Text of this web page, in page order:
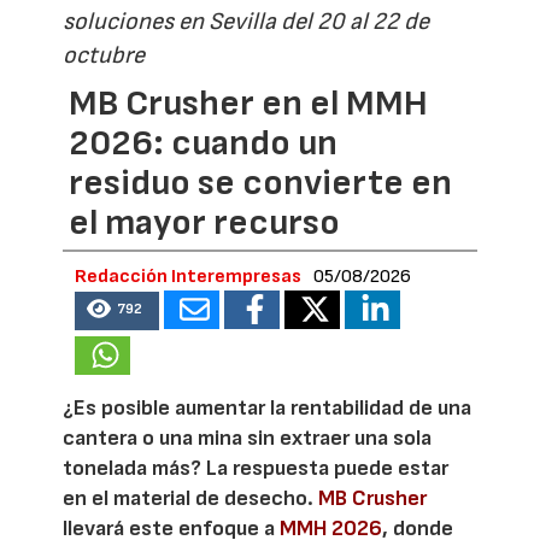
soluciones en Sevilla del 20 al 22 de
octubre
MB Crusher en el MMH
2026: cuando un
residuo se convierte en
el mayor recurso
Redacción Interempresas 05/08/2026
792
¿Es posible aumentar la rentabilidad de una
cantera o una mina sin extraer una sola
tonelada más? La respuesta puede estar
en el material de desecho. MB Crusher
llevará este enfoque a MMH 2026, donde